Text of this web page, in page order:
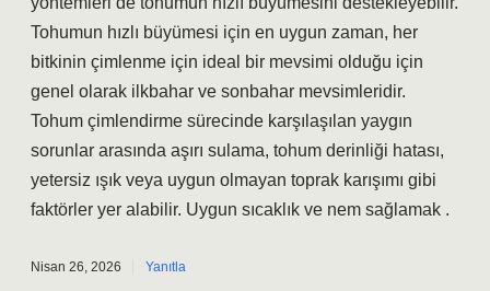
Tohumun hızlı büyümesi için en uygun zaman, her
bitkinin çimlenme için ideal bir mevsimi olduğu için
genel olarak ilkbahar ve sonbahar mevsimleridir.
Tohum çimlendirme sürecinde karşılaşılan yaygın
sorunlar arasında aşırı sulama, tohum derinliği hatası,
yetersiz ışık veya uygun olmayan toprak karışımı gibi
faktörler yer alabilir. Uygun sıcaklık ve nem sağlamak .
Nisan 26, 2026 Yanıtla